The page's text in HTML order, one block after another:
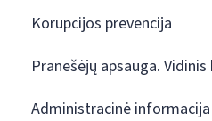
Korupcijos prevencija
Pranešėjų apsauga. Vidinis
Administracinė informacija